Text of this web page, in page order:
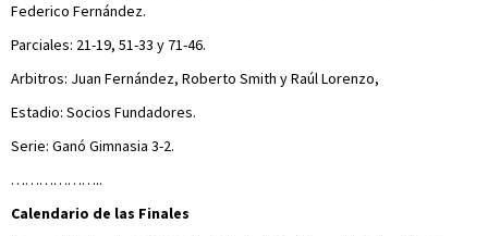
Federico Fernández.
Parciales: 21-19, 51-33 y 71-46.
Arbitros: Juan Fernández, Roberto Smith y Raúl Lorenzo,
Estadio: Socios Fundadores.
Serie: Ganó Gimnasia 3-2.
………………..
Calendario de las Finales